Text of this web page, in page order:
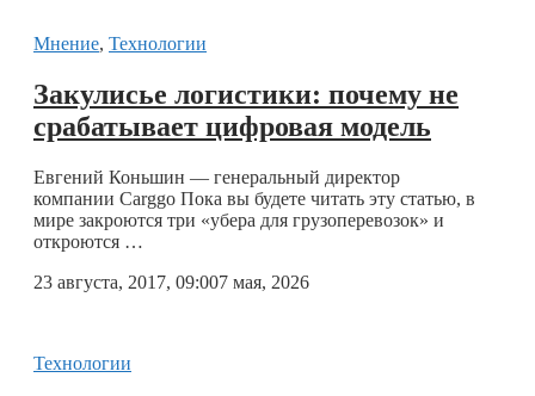
Мнение, Технологии
Закулисье логистики: почему не
срабатывает цифровая модель
Евгений Коньшин — генеральный директор
компании Carggo Пока вы будете читать эту статью, в
мире закроются три «убера для грузоперевозок» и
откроются …
23 августа, 2017, 09:007 мая, 2026
Технологии